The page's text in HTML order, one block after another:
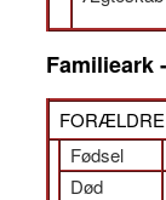
Fødsel
Død